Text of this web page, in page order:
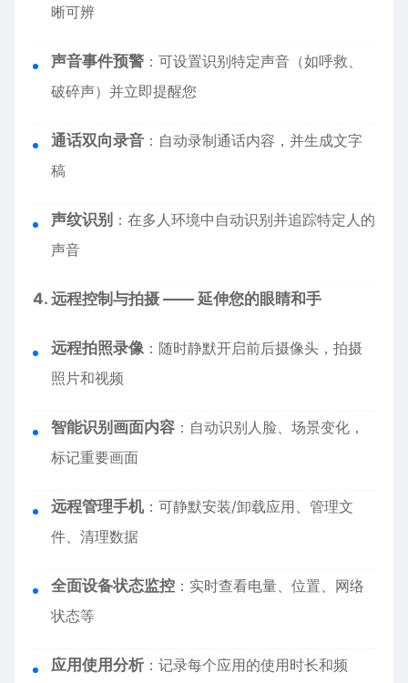
晰可辨
声音事件预警 ：可设置识别特定声音（如呼救、
破碎声）并立即提醒您
通话双向录音 ：自动录制通话内容，并生成文字
稿
声纹识别 ：在多人环境中自动识别并追踪特定人的
声音
4. 远程控制与拍摄 —— 延伸您的眼睛和手
远程拍照录像：随时静默开启前后摄像头，拍摄
照片和视频
智能识别画面内容 ：自动识别人脸、场景变化，
标记重要画面
远程管理手机：可静默安装/卸载应用、管理文
件、清理数据
全面设备状态监控 ：实时查看电量、位置、网络
状态等
应用使用分析 ：记录每个应用的使用时长和频